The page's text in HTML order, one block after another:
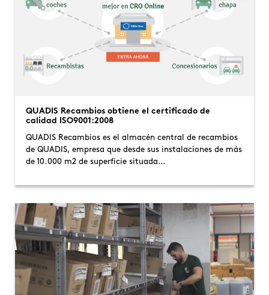
QUADIS Recambios obtiene el certificado de
calidad ISO9001:2008
QUADIS Recambios es el almacén central de recambios
de QUADIS, empresa que desde sus instalaciones de más
de 10.000 m2 de superfície situada…